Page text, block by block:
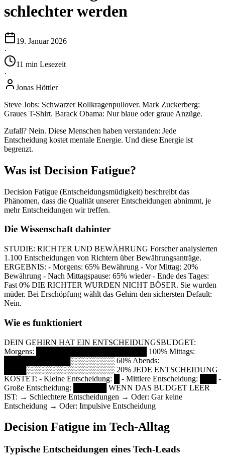
schlechter werden
19. Januar 2026
·
11 min Lesezeit
·
Jonas Höttler
Steve Jobs: Schwarzer Rollkragenpullover. Mark Zuckerberg:
Graues T-Shirt. Barack Obama: Nur blaue oder graue Anzüge.
Zufall? Nein. Diese Menschen haben verstanden: Jede
Entscheidung kostet mentale Energie. Und diese Energie ist
begrenzt.
Was ist Decision Fatigue?
Decision Fatigue (Entscheidungsmüdigkeit) beschreibt das
Phänomen, dass die Qualität unserer Entscheidungen abnimmt, je
mehr Entscheidungen wir treffen.
Die Wissenschaft dahinter
STUDIE: RICHTER UND BEWÄHRUNG Forscher analysierten
1.100 Entscheidungen von Richtern über Bewährungsanträge.
ERGEBNIS: - Morgens: 65% Bewährung - Vor Mittag: 20%
Bewährung - Nach Mittagspause: 65% wieder - Ende des Tages:
Fast 0% DIE RICHTER WURDEN NICHT BÖSER. Sie wurden
müder. Bei Erschöpfung wählt das Gehirn den sichersten Default:
Nein.
Wie es funktioniert
DEIN GEHIRN HAT EIN ENTSCHEIDUNGSBUDGET:
Morgens: ████████████████████ 100% Mittags:
████████████░░░░░░░░ 60% Abends:
████░░░░░░░░░░░░░░░░ 20% JEDE ENTSCHEIDUNG
KOSTET: - Kleine Entscheidung: █ - Mittlere Entscheidung: ███ -
Große Entscheidung: ██████ WENN DAS BUDGET LEER
IST: → Schlechtere Entscheidungen → Oder: Gar keine
Entscheidung → Oder: Impulsive Entscheidung
Decision Fatigue im Tech-Alltag
Typische Entscheidungen eines Tech-Leads